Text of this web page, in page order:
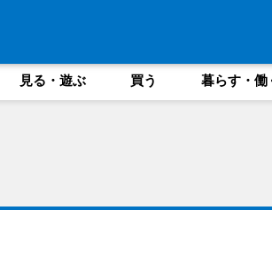
見る・遊ぶ 買う 暮らす・働